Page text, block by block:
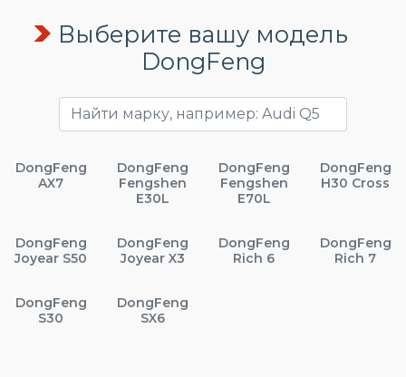
Выберите вашу модель
DongFeng
DongFeng
AX7
DongFeng
Fengshen
E30L
DongFeng
Fengshen
E70L
DongFeng
H30 Cross
DongFeng
Joyear S50
DongFeng
Joyear X3
DongFeng
Rich 6
DongFeng
Rich 7
DongFeng
S30
DongFeng
SX6